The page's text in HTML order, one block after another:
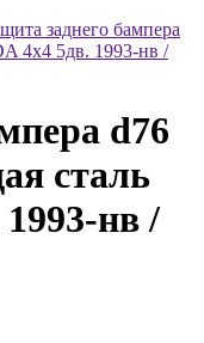
заднего бампера
4х4 5дв. 1993-нв /
d76
сталь
нв /